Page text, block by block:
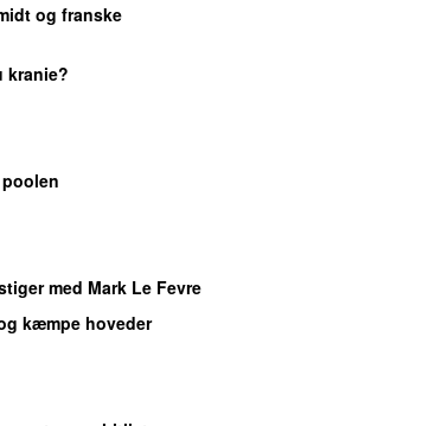
og franske
kranie?
med Mark Le Fevre
kæmpe hoveder